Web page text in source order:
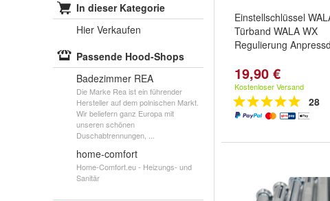
In dieser Kategorie
Hier Verkaufen
Passende Hood-Shops
Badezimmer REA
Die Marke Rea ist ein führender
Hersteller auf dem polnischen Markt.
Wir beliefern ganz Europa mit
unseren schönen
Duschabtrennungen, ...
home-comfort
Home-Comfort.eu - Heizungs- und
Sanitär
Einstellschlüssel
Türband WALA WX
Regulierung
19,90 €
Kostenloser Versand
28